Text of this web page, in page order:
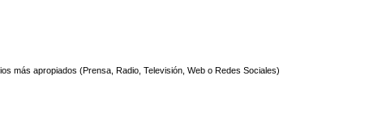
más apropiados (Prensa, Radio, Televisión, Web o Redes Sociales)